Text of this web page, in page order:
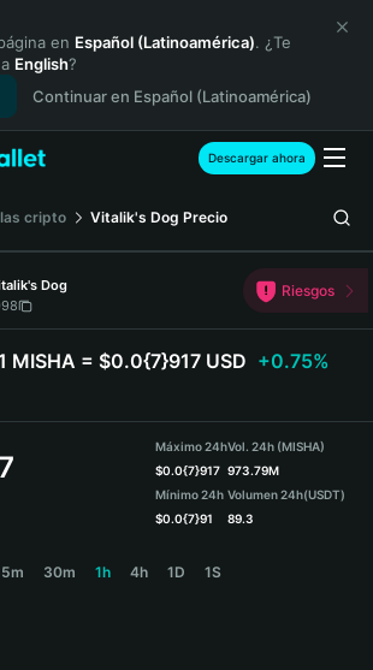
en Español (Latinoamérica). ¿Te
English?
Continuar en Español (Latinoamérica)
Descargar ahora
cripto Vitalik's Dog Precio
Dog
Riesgos
MISHA = $0.0{7}917 USD +0.75%
Máximo 24h
$0.0{7}917
Mínimo 24h
$0.0{7}91
Vol. 24h (MISHA)
973.79M
Volumen 24h(USDT)
89.3
30m 1h 4h 1D 1S